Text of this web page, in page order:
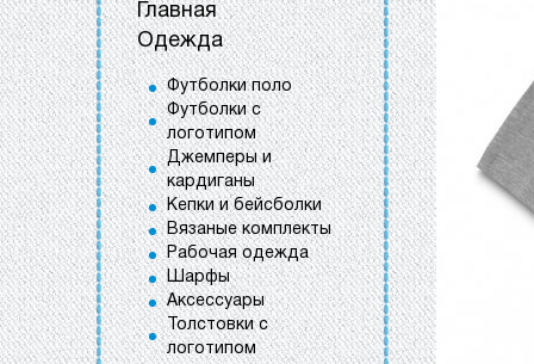
Главная
Одежда
Футболки поло
Футболки с
логотипом
Джемперы и
кардиганы
Кепки и бейсболки
Вязаные комплекты
Рабочая одежда
Шарфы
Аксессуары
Толстовки с
логотипом